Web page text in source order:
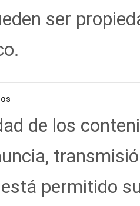
ser
de los
permitido